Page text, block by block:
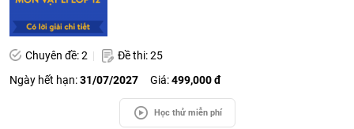
Chuyên đề: 2
Đề thi: 25
Ngày hết hạn:31/07/2027 Giá:499,000 đ
Học thử miễn phí